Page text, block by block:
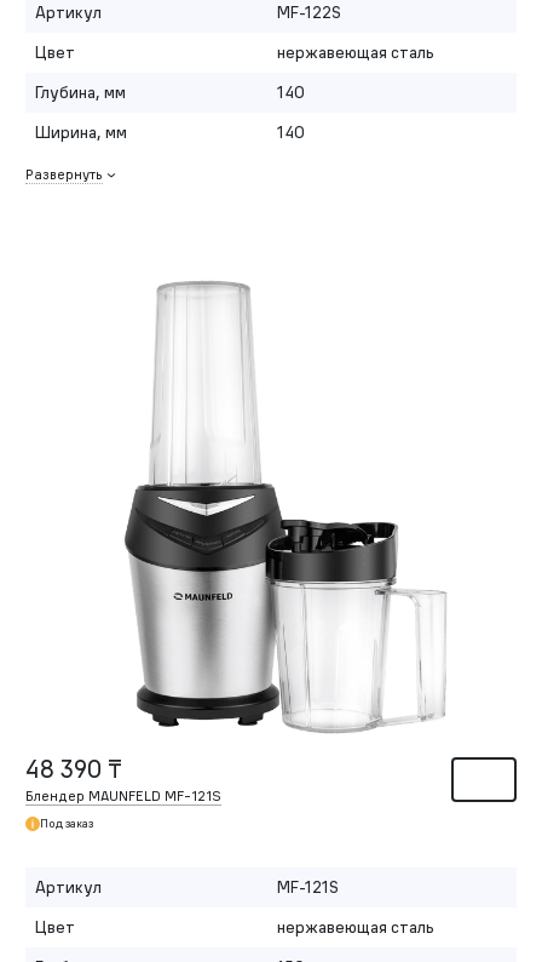
Артикул
MF-122S
Цвет
нержавеющая сталь
Глубина, мм
140
Ширина, мм
140
Развернуть
48 390 ₸
Блендер MAUNFELD MF-121S
Под заказ
Артикул
MF-121S
Цвет
нержавеющая сталь